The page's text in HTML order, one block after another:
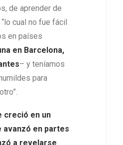
de aprender de
cual no fue fácil
en países
en Barcelona,
– y teníamos
para
creció en un
avanzó en partes
a revelarse